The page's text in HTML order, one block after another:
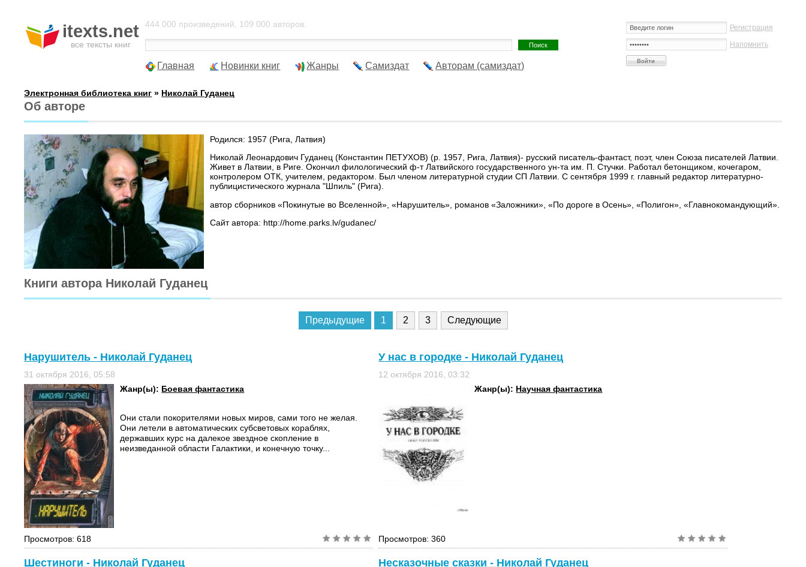
itexts.net
все тексты книг
Регистрация
Напомнить
444 000 произведений, 109 000 авторов.
Главная Новинки книг Жанры Самиздат Авторам (самиздат)
Электронная библиотека книг » Николай Гуданец
Об авторе
Родился: 1957 (Рига, Латвия)
Николай Леонардович Гуданец (Константин ПЕТУХОВ) (р. 1957, Рига, Латвия)- русский писатель-фантаст, поэт, член Союза писателей Латвии.
Живет в Латвии, в Риге. Окончил филологический ф-т Латвийского государственного ун-та им. П. Стучки. Работал бетонщиком, кочегаром,
контролером ОТК, учителем, редактором. Был членом литературной студии СП Латвии. С сентября 1999 г. главный редактор литературно-
публицистического журнала "Шпиль" (Рига).
автор сборников «Покинутые во Вселенной», «Нарушитель», романов «Заложники», «По дороге в Осень», «Полигон», «Главнокомандующий».
Сайт автора: http://home.parks.lv/gudanec/
Книги автора Николай Гуданец
Предыдущие 1 2 3 Следующие
Нарушитель - Николай Гуданец
31 октября 2016, 05:58
Жанр(ы): Боевая фантастика
Они стали покорителями новых миров, сами того не желая.
Они летели в автоматических субсветовых кораблях,
державших курс на далекое звездное скопление в
неизведанной области Галактики, и конечную точку...
Просмотров: 618
У нас в городке - Николай Гуданец
12 октября 2016, 03:32
Жанр(ы): Научная фантастика
Просмотров: 360
Шестиноги - Николай Гуданец Несказочные сказки - Николай Гуданец